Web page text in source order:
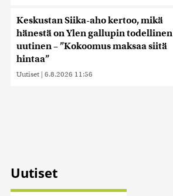
Keskustan Siika-aho kertoo, mikä
hänestä on Ylen gallupin todellinen
uutinen – ”Kokoomus maksaa siitä
hintaa”
Uutiset | 6.8.2026 11:56
Uutiset